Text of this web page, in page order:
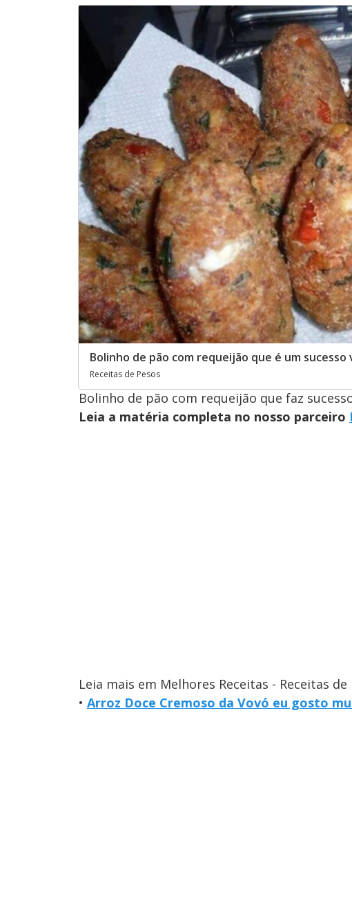
Bolinho de pão com requeijão que é um
Receitas de Pesos
Bolinho de pão com requeijão que faz
Leia a matéria completa no nosso parceiro
Leia mais em Melhores Receitas - Receitas de
• Arroz Doce Cremoso da Vovó eu gosto